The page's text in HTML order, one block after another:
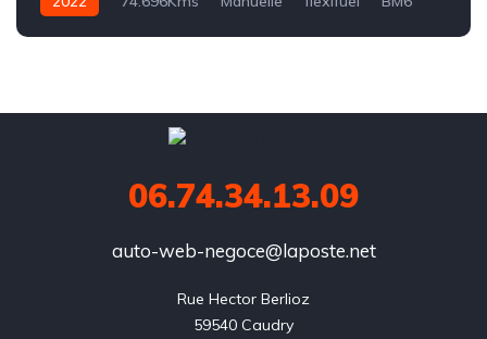
06.74.34.13.09
auto-web-negoce@laposte.net
Rue Hector Berlioz
59540 Caudry